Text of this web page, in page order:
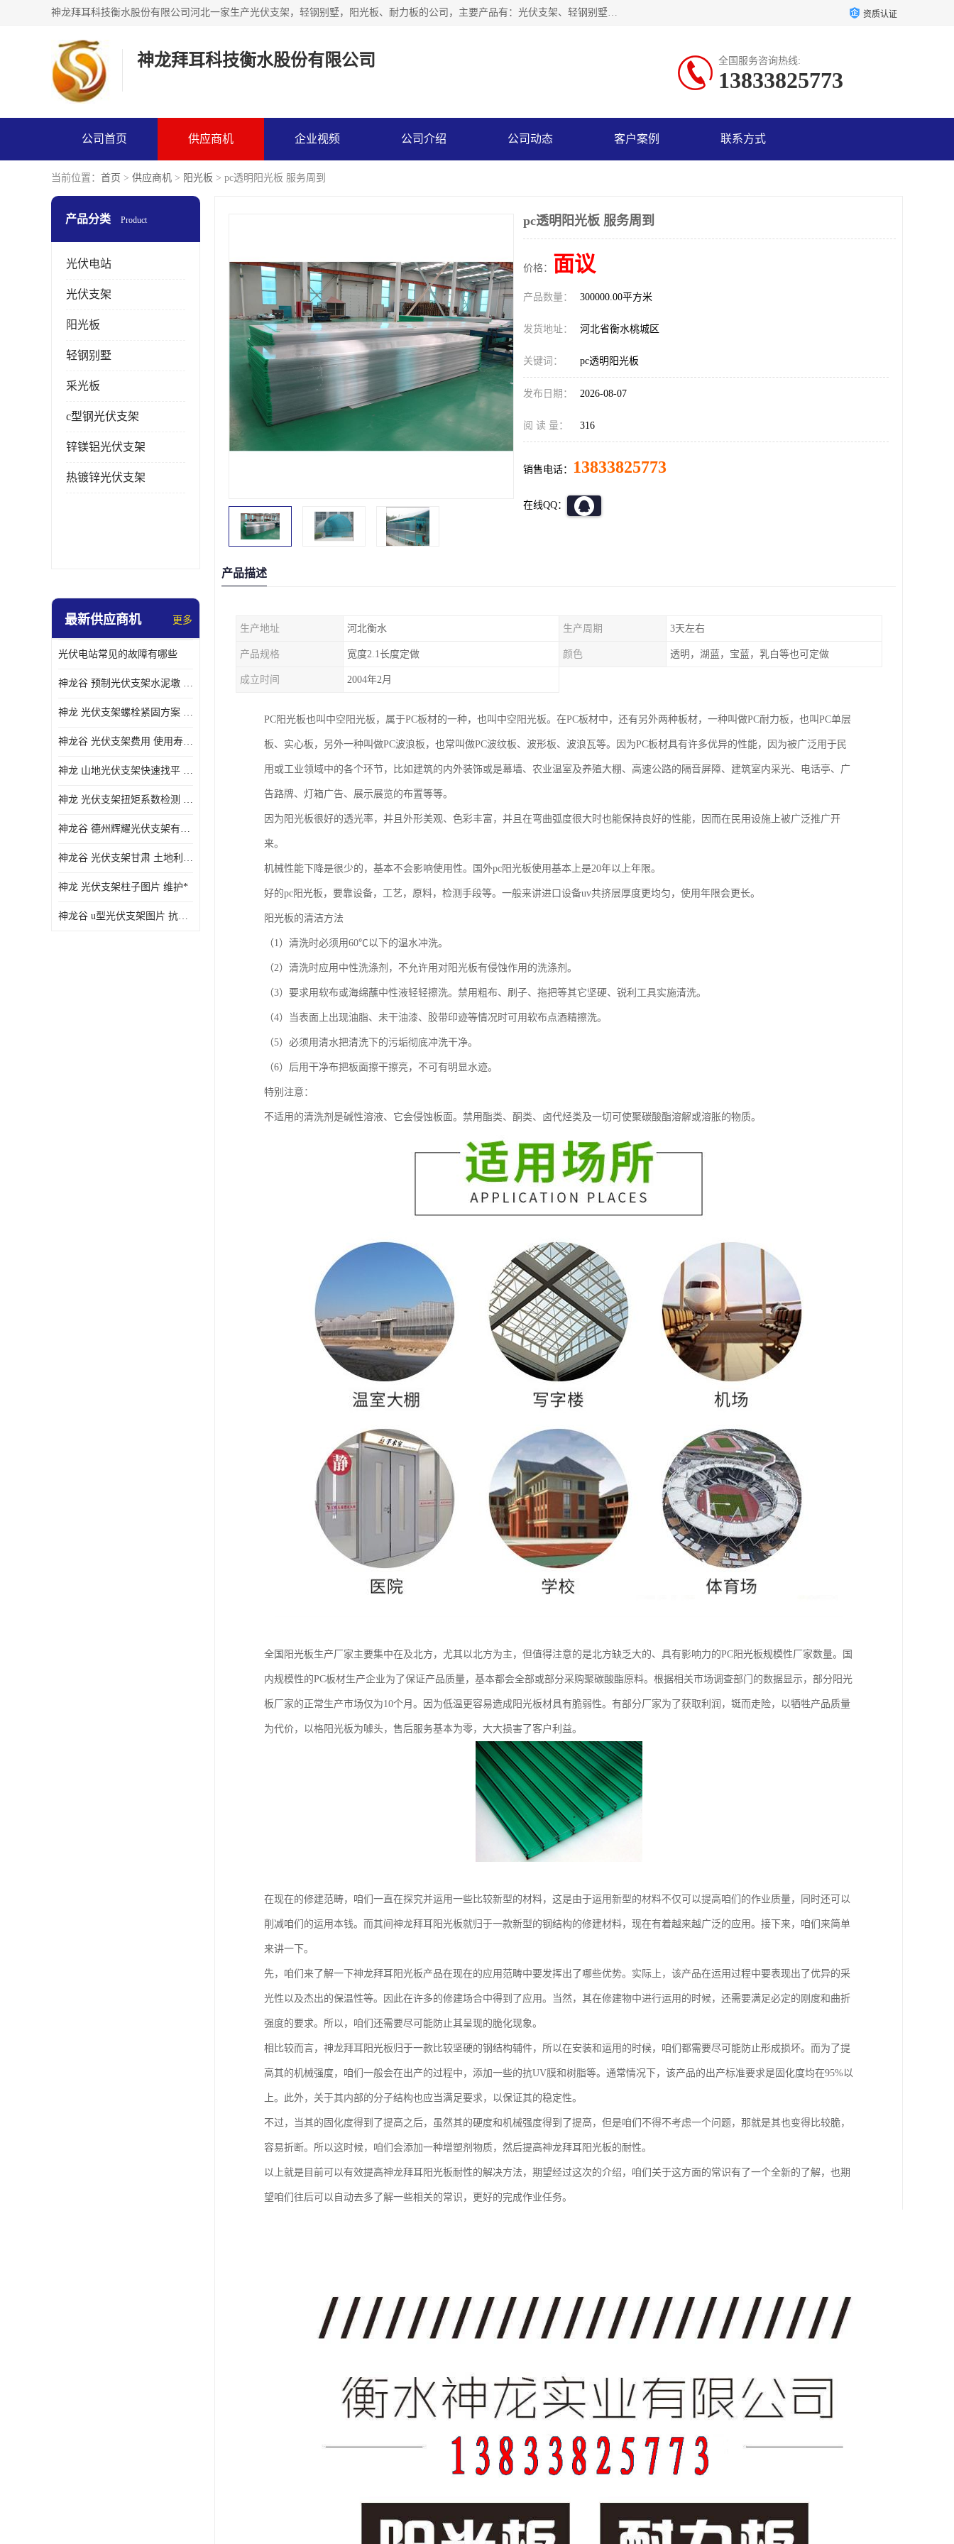
神龙拜耳科技衡水股份有限公司河北一家生产光伏支架，轻钢别墅，阳光板、耐力板的公司，主要产品有：光伏支架、轻钢别墅、阳光板、耐力板、采光板等，公司参与制定了多项标准。 资质认证
神龙拜耳科技衡水股份有限公司 全国服务咨询热线:
13833825773
公司首页 供应商机 企业视频 公司介绍 公司动态 客户案例 联系方式
当前位置： 首页 > 供应商机 > 阳光板 > pc透明阳光板 服务周到
产品分类 Product
光伏电站
光伏支架
阳光板
轻钢别墅
采光板
c型钢光伏支架
锌镁铝光伏支架
热镀锌光伏支架
最新供应商机 更多
光伏电站常见的故障有哪些
神龙谷 预制光伏支架水泥墩 抗震性能优
神龙 光伏支架螺栓紧固方案 土地利用率高
神龙谷 光伏支架费用 使用寿命长
神龙 山地光伏支架快速找平 抗风耐压
神龙 光伏支架扭矩系数检测 适应性强
神龙谷 德州辉耀光伏支架有限公司 材质多样
神龙谷 光伏支架甘肃 土地利用率高
神龙 光伏支架柱子图片 维护*
神龙谷 u型光伏支架图片 抗紫外线
pc透明阳光板 服务周到
价格： 面议
产品数量： 300000.00平方米
发货地址： 河北省衡水桃城区
关键词： pc透明阳光板
发布日期： 2026-08-07
阅 读 量： 316
销售电话： 13833825773
在线QQ：
产品描述
生产地址 河北衡水 生产周期 3天左右
产品规格 宽度2.1长度定做 颜色 透明，湖蓝，宝蓝，乳白等也可定做
成立时间 2004年2月
PC阳光板也叫中空阳光板，属于PC板材的一种，也叫中空阳光板。在PC板材中，还有另外两种板材，一种叫做PC耐力板，也叫PC单层
板、实心板，另外一种叫做PC波浪板，也常叫做PC波纹板、波形板、波浪瓦等。因为PC板材具有许多优异的性能，因为被广泛用于民
用或工业领域中的各个环节，比如建筑的内外装饰或是幕墙、农业温室及养殖大棚、高速公路的隔音屏障、建筑室内采光、电话亭、广
告路牌、灯箱广告、展示展览的布置等等。
因为阳光板很好的透光率，并且外形美观、色彩丰富，并且在弯曲弧度很大时也能保持良好的性能，因而在民用设施上被广泛推广开
来。
机械性能下降是很少的，基本不会影响使用性。国外pc阳光板使用基本上是20年以上年限。
好的pc阳光板，要靠设备，工艺，原料，检测手段等。一般来讲进口设备uv共挤层厚度更均匀，使用年限会更长。
阳光板的清洁方法
（1）清洗时必须用60℃以下的温水冲洗。
（2）清洗时应用中性洗涤剂，不允许用对阳光板有侵蚀作用的洗涤剂。
（3）要求用软布或海绵蘸中性液轻轻擦洗。禁用粗布、刷子、拖把等其它坚硬、锐利工具实施清洗。
（4）当表面上出现油脂、未干油漆、胶带印迹等情况时可用软布点酒精擦洗。
（5）必须用清水把清洗下的污垢彻底冲洗干净。
（6）后用干净布把板面擦干擦亮，不可有明显水迹。
特别注意：
不适用的清洗剂是碱性溶液、它会侵蚀板面。禁用酯类、酮类、卤代烃类及一切可使聚碳酸酯溶解或溶胀的物质。
全国阳光板生产厂家主要集中在及北方，尤其以北方为主，但值得注意的是北方缺乏大的、具有影响力的PC阳光板规模性厂家数量。国
内规模性的PC板材生产企业为了保证产品质量，基本都会全部或部分采购聚碳酸酯原料。根据相关市场调查部门的数据显示，部分阳光
板厂家的正常生产市场仅为10个月。因为低温更容易造成阳光板材具有脆弱性。有部分厂家为了获取利润，铤而走险，以牺牲产品质量
为代价，以格阳光板为噱头，售后服务基本为零，大大损害了客户利益。
在现在的修建范畴，咱们一直在探究并运用一些比较新型的材料，这是由于运用新型的材料不仅可以提高咱们的作业质量，同时还可以
削减咱们的运用本钱。而其间神龙拜耳阳光板就归于一款新型的钢结构的修建材料，现在有着越来越广泛的应用。接下来，咱们来简单
来讲一下。
先，咱们来了解一下神龙拜耳阳光板产品在现在的应用范畴中要发挥出了哪些优势。实际上，该产品在运用过程中要表现出了优异的采
光性以及杰出的保温性等。因此在许多的修建场合中得到了应用。当然，其在修建物中进行运用的时候，还需要满足必定的刚度和曲折
强度的要求。所以，咱们还需要尽可能防止其呈现的脆化现象。
相比较而言，神龙拜耳阳光板归于一款比较坚硬的钢结构辅件，所以在安装和运用的时候，咱们都需要尽可能防止形成损坏。而为了提
高其的机械强度，咱们一般会在出产的过程中，添加一些的抗UV膜和树脂等。通常情况下，该产品的出产标准要求是固化度均在95%以
上。此外，关于其内部的分子结构也应当满足要求，以保证其的稳定性。
不过，当其的固化度得到了提高之后，虽然其的硬度和机械强度得到了提高，但是咱们不得不考虑一个问题，那就是其也变得比较脆，
容易折断。所以这时候，咱们会添加一种增塑剂物质，然后提高神龙拜耳阳光板的耐性。
以上就是目前可以有效提高神龙拜耳阳光板耐性的解决方法，期望经过这次的介绍，咱们关于这方面的常识有了一个全新的了解，也期
望咱们往后可以自动去多了解一些相关的常识，更好的完成作业任务。